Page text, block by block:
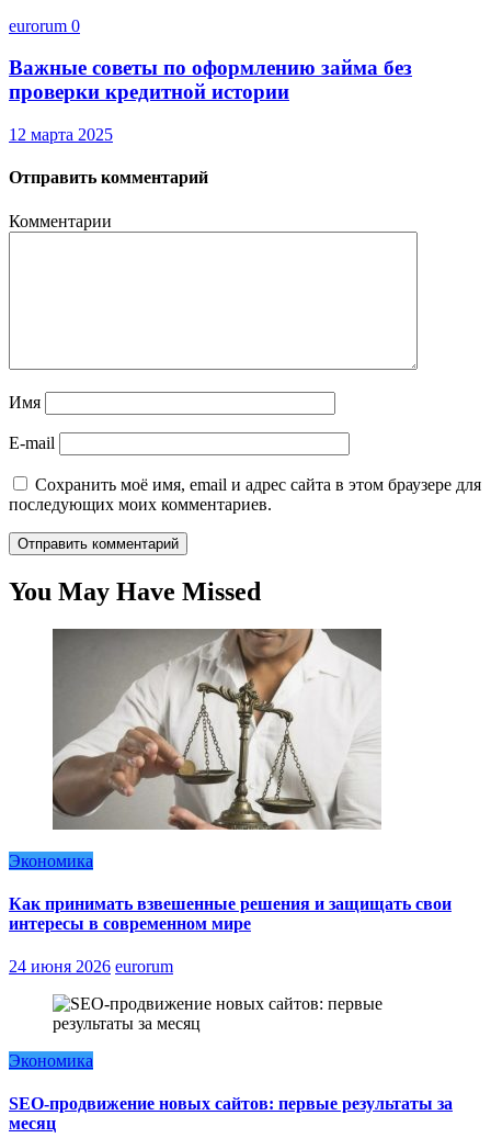
eurorum 0
Важные советы по оформлению займа без
проверки кредитной истории
12 марта 2025
Отправить комментарий
Комментарии
Имя
E-mail
Сохранить моё имя, email и адрес сайта в этом браузере для
последующих моих комментариев.
You May Have Missed
Экономика
Как принимать взвешенные решения и защищать свои
интересы в современном мире
24 июня 2026 eurorum
Экономика
SEO-продвижение новых сайтов: первые результаты за
месяц